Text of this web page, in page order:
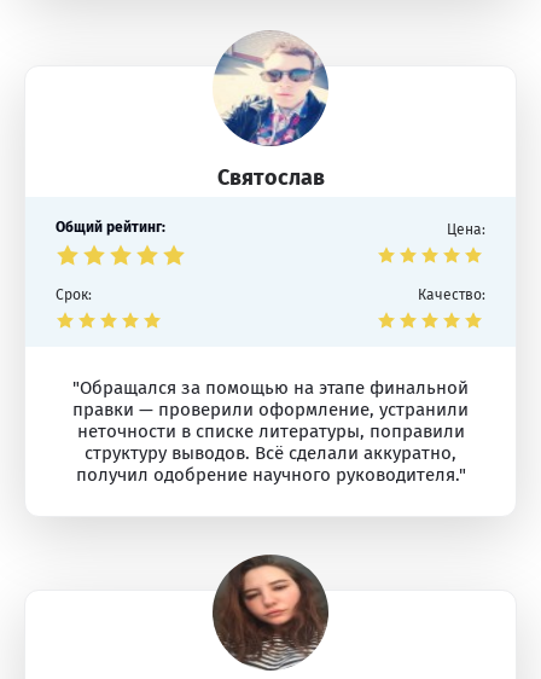
Святослав
Общий рейтинг: Цена:
Срок: Качество:
"Обращался за помощью на этапе финальной
правки — проверили оформление, устранили
неточности в списке литературы, поправили
структуру выводов. Всё сделали аккуратно,
получил одобрение научного руководителя."